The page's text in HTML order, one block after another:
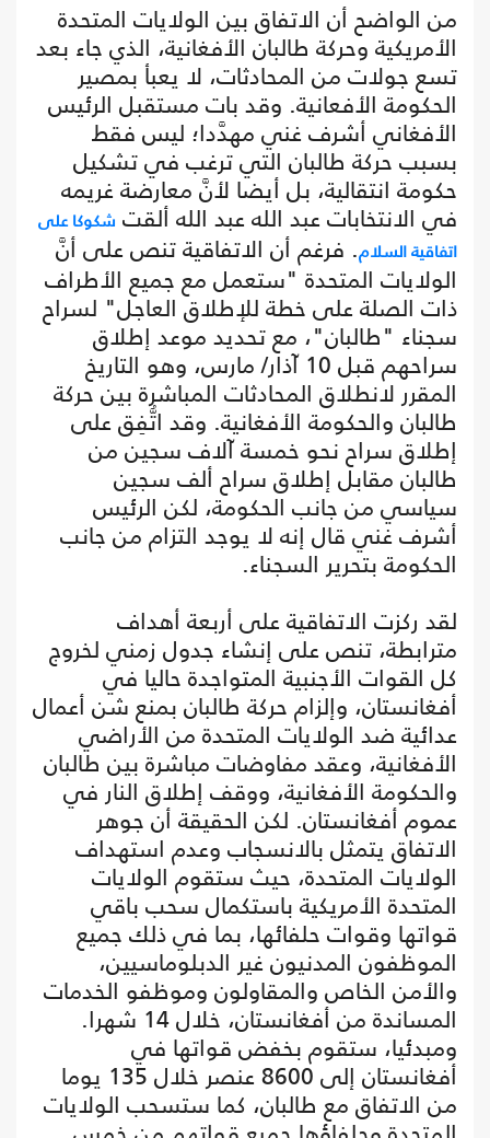
من الواضح أن الاتفاق بين الولايات المتحدة
الأمريكية وحركة طالبان الأفغانية، الذي جاء بعد
تسع جولات من المحادثات، لا يعبأ بمصير
الحكومة الأفعانية. وقد بات مستقبل الرئيس
الأفغاني أشرف غني مهدَّدا؛ ليس فقط
بسبب حركة طالبان التي ترغب في تشكيل
حكومة انتقالية، بل أيضا لأنَّ معارضة غريمه
في الانتخابات عبد الله عبد الله ألقت شكوكا على
اتفاقية السلام. فرغم أن الاتفاقية تنص على أنَّ
الولايات المتحدة "ستعمل مع جميع الأطراف
ذات الصلة على خطة للإطلاق العاجل" لسراح
سجناء "طالبان"، مع تحديد موعد إطلاق
سراحهم قبل 10 آذار/ مارس، وهو التاريخ
المقرر لانطلاق المحادثات المباشرة بين حركة
طالبان والحكومة الأفغانية. وقد اتُّفِق على
إطلاق سراح نحو خمسة آلاف سجين من
طالبان مقابل إطلاق سراح ألف سجين
سياسي من جانب الحكومة، لكن الرئيس
أشرف غني قال إنه لا يوجد التزام من جانب
الحكومة بتحرير السجناء.
لقد ركزت الاتفاقية على أربعة أهداف
مترابطة، تنص على إنشاء جدول زمني لخروج
كل القوات الأجنبية المتواجدة حاليا في
أفغانستان، وإلزام حركة طالبان بمنع شن أعمال
عدائية ضد الولايات المتحدة من الأراضي
الأفغانية، وعقد مفاوضات مباشرة بين طالبان
والحكومة الأفغانية، ووقف إطلاق النار في
عموم أفغانستان. لكن الحقيقة أن جوهر
الاتفاق يتمثل بالانسجاب وعدم استهداف
الولايات المتحدة، حيث ستقوم الولايات
المتحدة الأمريكية باستكمال سحب باقي
قواتها وقوات حلفائها، بما في ذلك جميع
الموظفون المدنيون غير الدبلوماسيين،
والأمن الخاص والمقاولون وموظفو الخدمات
المساندة من أفغانستان، خلال 14 شهرا.
ومبدئيا، ستقوم بخفض قواتها في
أفغانستان إلى 8600 عنصر خلال 135 يوما
من الاتفاق مع طالبان، كما ستسحب الولايات